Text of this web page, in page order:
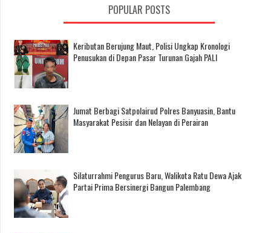
POPULAR POSTS
Keributan Berujung Maut, Polisi Ungkap Kronologi
Penusukan di Depan Pasar Turunan Gajah PALI
Jumat Berbagi Satpolairud Polres Banyuasin, Bantu
Masyarakat Pesisir dan Nelayan di Perairan
Silaturrahmi Pengurus Baru, Walikota Ratu Dewa Ajak
Partai Prima Bersinergi Bangun Palembang